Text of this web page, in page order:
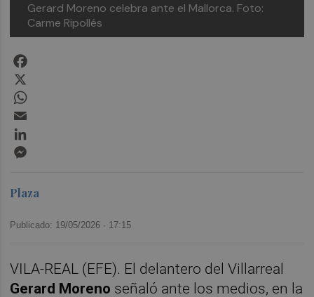
Gerard Moreno celebra ante el Mallorca. Foto:
Carme Ripollés
Plaza
Publicado: 19/05/2026 · 17:15
VILA-REAL (EFE). El delantero del Villarreal
Gerard Moreno señaló ante los medios, en la